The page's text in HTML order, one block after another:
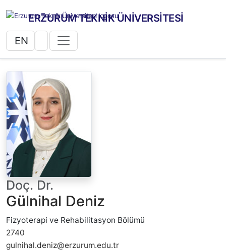
ERZURUM TEKNİK ÜNİVERSİTESİ
EN
Doç. Dr.
Gülnihal Deniz
Fizyoterapi ve Rehabilitasyon Bölümü
2740
gulnihal.deniz@erzurum.edu.tr